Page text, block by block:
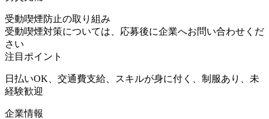
受動喫煙防止の取り組み
受動喫煙対策については、応募後に企業へお問い合わせくだ
さい
注目ポイント
日払いOK、交通費支給、スキルが身に付く、制服あり、未
経験歓迎
企業情報